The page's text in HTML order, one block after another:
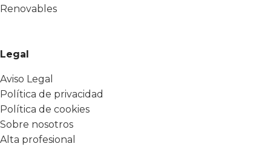
Renovables
Legal
Aviso Legal
Política de privacidad
Política de cookies
Sobre nosotros
Alta profesional